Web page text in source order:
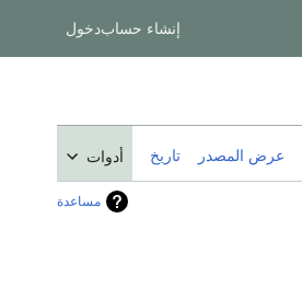
إنشاء حسابدخول
عرض المصدر تاريخ أدوات
مساعدة